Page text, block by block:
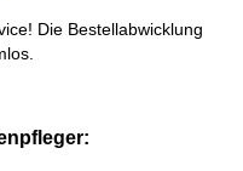
Die Bestellabwicklung